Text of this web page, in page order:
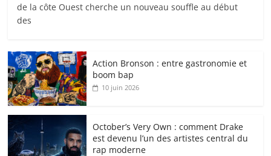
de la côte Ouest cherche un nouveau souffle au début
des
Action Bronson : entre gastronomie et
boom bap
10 juin 2026
October’s Very Own : comment Drake
est devenu l’un des artistes central du
rap moderne